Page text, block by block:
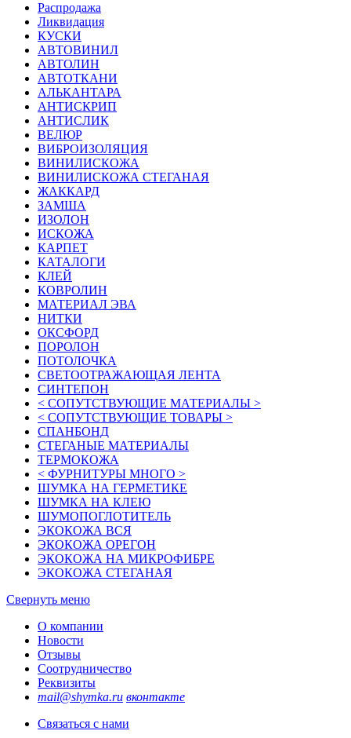
Распродажа
Ликвидация
КУСКИ
АВТОВИНИЛ
АВТОЛИН
АВТОТКАНИ
АЛЬКАНТАРА
АНТИСКРИП
АНТИСЛИК
ВЕЛЮР
ВИБРОИЗОЛЯЦИЯ
ВИНИЛИСКОЖА
ВИНИЛИСКОЖА СТЕГАНАЯ
ЖАККАРД
ЗАМША
ИЗОЛОН
ИСКОЖА
КАРПЕТ
КАТАЛОГИ
КЛЕЙ
КОВРОЛИН
МАТЕРИАЛ ЭВА
НИТКИ
ОКСФОРД
ПОРОЛОН
ПОТОЛОЧКА
СВЕТООТРАЖАЮЩАЯ ЛЕНТА
СИНТЕПОН
< СОПУТСТВУЮЩИЕ МАТЕРИАЛЫ >
< СОПУТСТВУЮЩИЕ ТОВАРЫ >
СПАНБОНД
СТЕГАНЫЕ МАТЕРИАЛЫ
ТЕРМОКОЖА
< ФУРНИТУРЫ МНОГО >
ШУМКА НА ГЕРМЕТИКЕ
ШУМКА НА КЛЕЮ
ШУМОПОГЛОТИТЕЛЬ
ЭКОКОЖА ВСЯ
ЭКОКОЖА ОРЕГОН
ЭКОКОЖА НА МИКРОФИБРЕ
ЭКОКОЖА СТЕГАНАЯ
Свернуть меню
О компании
Новости
Отзывы
Соотрудничество
Реквизиты
mail@shymka.ru вконтакте
Связаться с нами